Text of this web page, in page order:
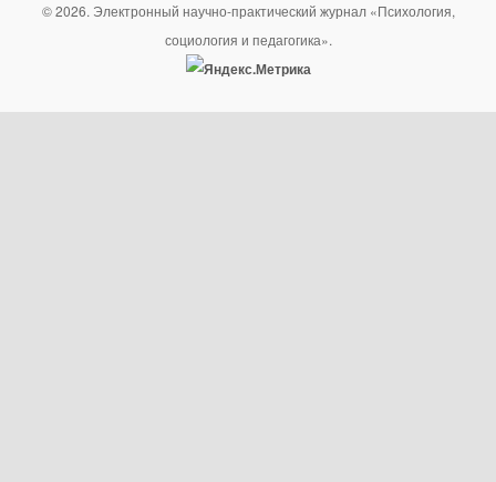
© 2026. Электронный научно-практический журнал «Психология,
социология и педагогика».